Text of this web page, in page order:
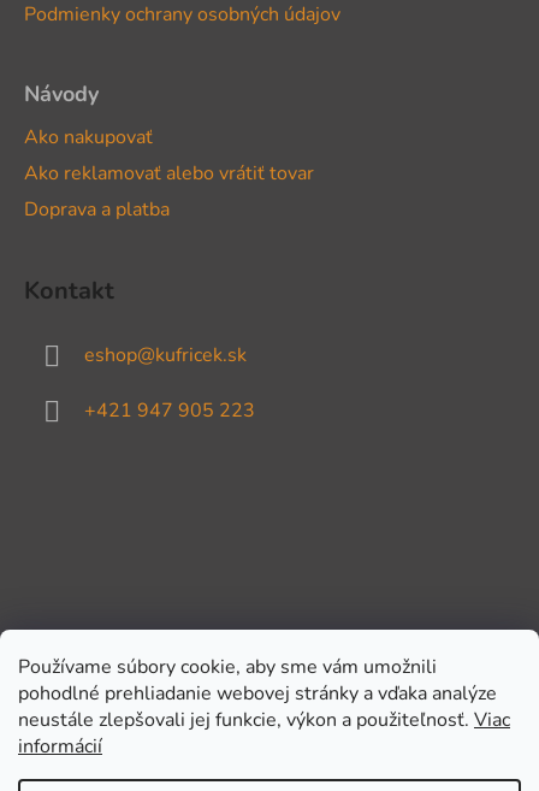
Používame súbory cookie, aby sme vám umožnili
pohodlné prehliadanie webovej stránky a vďaka analýze
neustále zlepšovali jej funkcie, výkon a použiteľnosť. Viac
informácií
Podmienky ochrany osobných údajov
Návody
Ako nakupovať
Ako reklamovať alebo vrátiť tovar
Doprava a platba
Kontakt
eshop@kufricek.sk
+421 947 905 223
Prijímame online platby